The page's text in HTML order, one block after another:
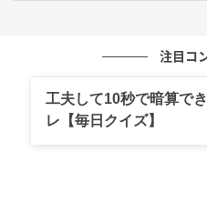
証拠を集めたのは、ただ
も、片方にしか消せない。
自分で送った「遅くなる
注目コ
工夫して10秒で暗算で
レ【毎日クイズ】